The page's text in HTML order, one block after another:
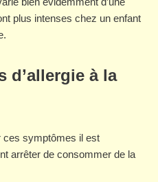
plus intenses chez un enfant
d’allergie à la
ces symptômes il est
arrêter de consommer de la